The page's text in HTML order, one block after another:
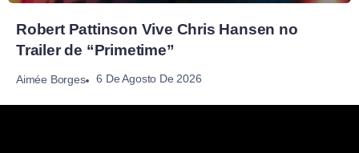
Robert Pattinson Vive Chris Hansen no
Trailer de “Primetime”
Aimée Borges 6 De Agosto De 2026